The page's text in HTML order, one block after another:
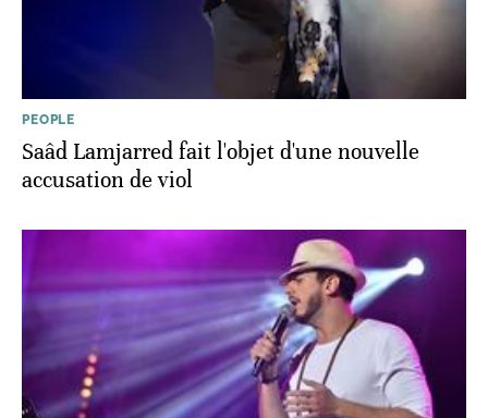
PEOPLE
Saâd Lamjarred fait l'objet d'une nouvelle
accusation de viol